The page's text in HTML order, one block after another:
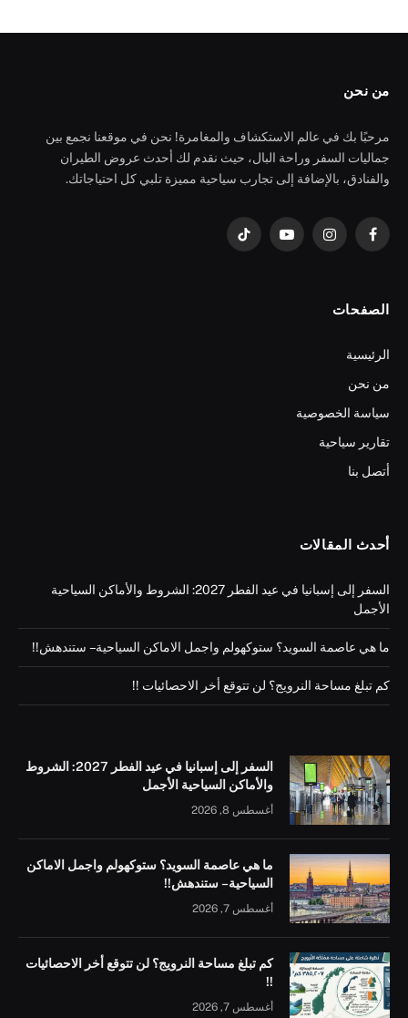
من نحن
مرحبًا بك في عالم الاستكشاف والمغامرة! نحن في موقعنا نجمع بين
جماليات السفر وراحة البال، حيث نقدم لك أحدث عروض الطيران
والفنادق، بالإضافة إلى تجارب سياحية مميزة تلبي كل احتياجاتك.
فيسبوكالانستغراميوتيوب تيكتوك
الصفحات
الرئيسية
من نحن
سياسة الخصوصية
تقارير سياحية
أتصل بنا
أحدث المقالات
السفر إلى إسبانيا في عيد الفطر 2027: الشروط والأماكن السياحية
الأجمل
ما هي عاصمة السويد؟ ستوكهولم واجمل الاماكن السياحية – ستندهش!!
كم تبلغ مساحة النرويج؟ لن تتوقع أخر الاحصائيات !!
السفر إلى إسبانيا في عيد الفطر 2027: الشروط
والأماكن السياحية الأجمل
أغسطس 8, 2026
ما هي عاصمة السويد؟ ستوكهولم واجمل الاماكن
السياحية – ستندهش!!
أغسطس 7, 2026
كم تبلغ مساحة النرويج؟ لن تتوقع أخر الاحصائيات
!!
أغسطس 7, 2026